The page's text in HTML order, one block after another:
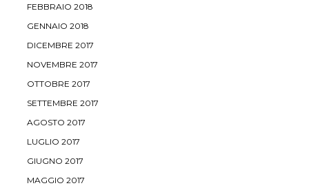
FEBBRAIO 2018
GENNAIO 2018
DICEMBRE 2017
NOVEMBRE 2017
OTTOBRE 2017
SETTEMBRE 2017
AGOSTO 2017
LUGLIO 2017
GIUGNO 2017
MAGGIO 2017